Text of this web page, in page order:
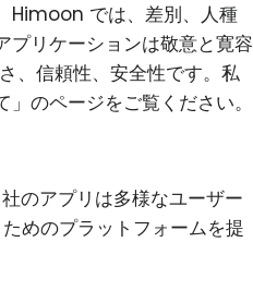
Himoon では、差別、人種
プリケーションは敬意と寛容
、信頼性、安全性です。私
のページをご覧ください。
のアプリは多様なユーザー
めのプラットフォームを提